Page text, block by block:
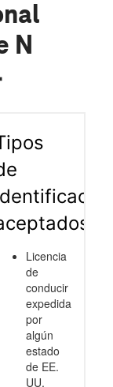
N
Licencia
de
conducir
expedida
por
algún
estado
de EE.
UU.